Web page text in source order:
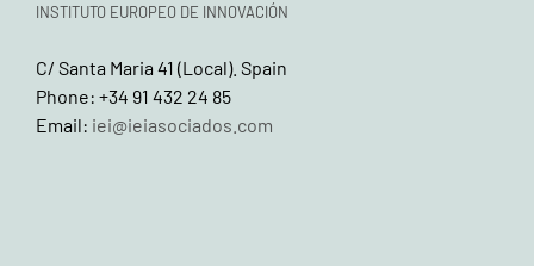
INSTITUTO EUROPEO DE INNOVACIÓN
C/ Santa Maria 41 (Local). Spain
Phone: +34 91 432 24 85
Email: iei@ieiasociados.com